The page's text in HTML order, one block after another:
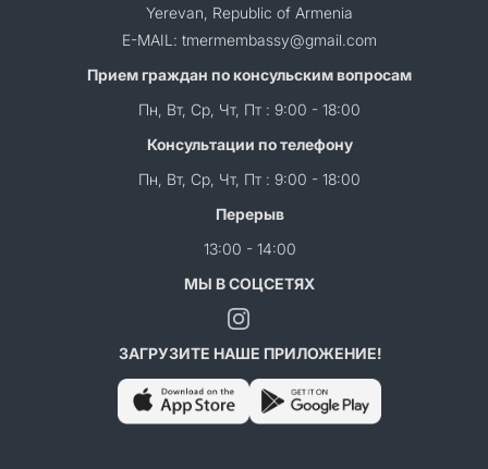
Yerevan, Republic of Armenia
E-MAIL: tmermembassy@gmail.com
Прием граждан по консульским вопросам
Пн, Вт, Ср, Чт, Пт : 9:00 - 18:00
Консультации по телефону
Пн, Вт, Ср, Чт, Пт : 9:00 - 18:00
Перерыв
13:00 - 14:00
МЫ В СОЦСЕТЯХ
ЗАГРУЗИТЕ НАШЕ ПРИЛОЖЕНИЕ!